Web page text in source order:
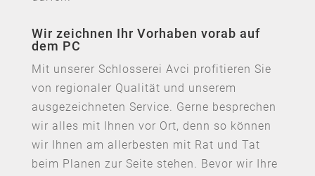
Wir zeichnen Ihr Vorhaben vorab auf
dem PC
Mit unserer Schlosserei Avci profitieren Sie
von regionaler Qualität und unserem
ausgezeichneten Service. Gerne besprechen
wir alles mit Ihnen vor Ort, denn so können
wir Ihnen am allerbesten mit Rat und Tat
beim Planen zur Seite stehen. Bevor wir Ihre